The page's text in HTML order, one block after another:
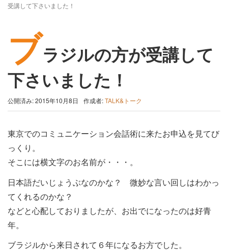
受講して下さいました！
ブラジルの方が受講して
下さいました！
公開済み: 2015年10月8日 作成者:TALK&トーク
東京でのコミュニケーション会話術に来たお申込を見てび
っくり。
そこには横文字のお名前が・・・。
日本語だいじょうぶなのかな？ 微妙な言い回しはわかっ
てくれるのかな？
などと心配しておりましたが、お出でになったのは好青
年。
ブラジルから来日されて６年になるお方でした。